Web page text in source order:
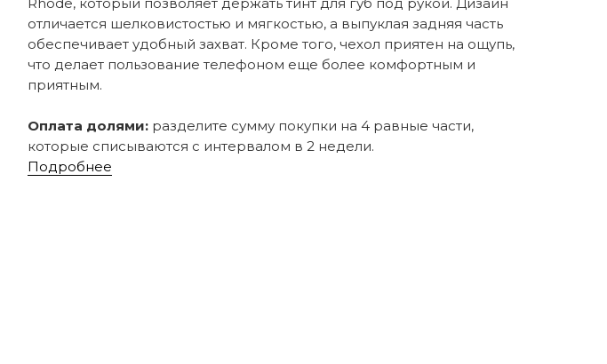
отличается шелковистостью и мягкостью, а выпуклая задняя часть
обеспечивает удобный захват. Кроме того, чехол приятен на ощупь,
что делает пользование телефоном еще более комфортным и
приятным.
Оплата долями: разделите сумму покупки на 4 равные части,
которые списываются с интервалом в 2 недели.
Подробнее